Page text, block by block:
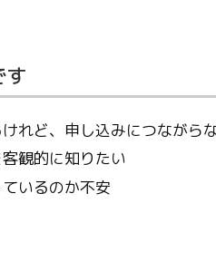
す
れど、申し込みにつながら
観的に知りたい
いるのか不安